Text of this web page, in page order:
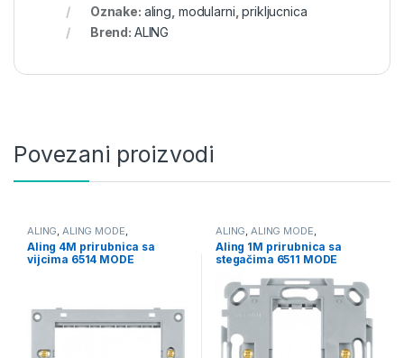
Oznake: aling modularni ,prikljucnica
Brend: ALING
Povezani proizvodi
ALING ALING MODE
PRIRUBNICE I MASKE
MODULARNE
Aling 4M prirubnica sa
vijcima 6514 MODE
ALING ALING MODE
PRIRUBNICE I MASKE
MODULARNE
Aling 1M prirubnica sa
stegačima 6511 MODE